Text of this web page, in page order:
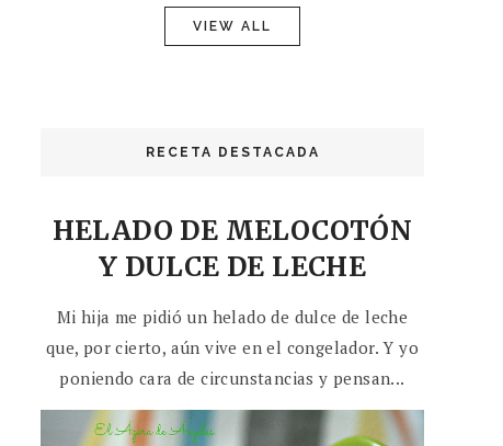
VIEW ALL
RECETA DESTACADA
HELADO DE MELOCOTÓN
Y DULCE DE LECHE
Mi hija me pidió un helado de dulce de leche
que, por cierto, aún vive en el congelador. Y yo
poniendo cara de circunstancias y pensan...